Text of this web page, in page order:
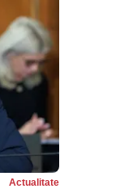
Actualitate